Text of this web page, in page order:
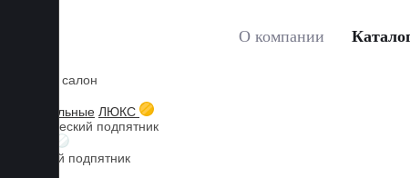
О компании
Коврики в салон
3D текстильные ЛЮКС
Металлический подпятник
Резиновый подпятник
Главная